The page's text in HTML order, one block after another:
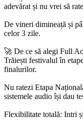
adevărat și nu vrei să
De vineri dimineață și
celor 3 zile.
🚀 De ce să alegi Full
Trăiești festivalul în
finalurilor.
Nu ratezi Etapa
sistemele audio își dau
Flexibilitate totală: Intri